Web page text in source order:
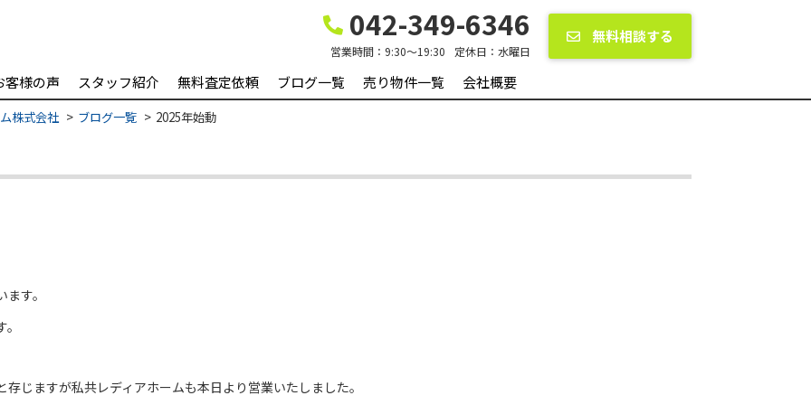
042-349-6346
営業時間： 9:30〜19:30 定休日： 水曜日
無料相談する
客様の声 スタッフ紹介 無料査定依頼 ブログ一覧 売り物件一覧 会社概要
株式会社 ブログ一覧 2025年始動
す。
じますが私共レディアホームも本日より営業いたしました。